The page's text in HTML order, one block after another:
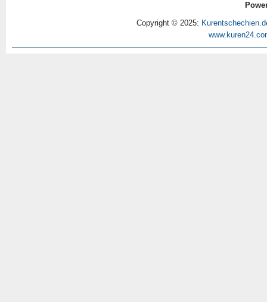
Copyright © 2025: